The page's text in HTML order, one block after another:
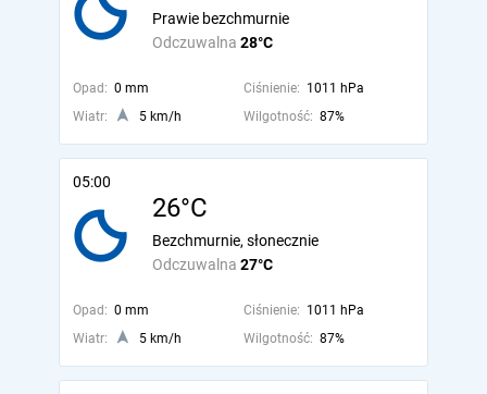
Odczuwalna 28°C
Prawie bezchmurnie
Opad: 0 mm Ciśnienie: 1011 hPa
Wiatr:
5 km/h Wilgotność: 87%
05:00
26°C
Odczuwalna 27°C
Bezchmurnie, słonecznie
Opad: 0 mm Ciśnienie: 1011 hPa
Wiatr:
5 km/h Wilgotność: 87%